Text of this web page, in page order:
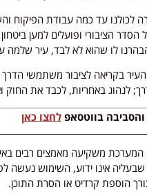
לכולנו עד כמה עבודת הפיקוח
הציבורי ופועלים למען
לו שהוא לא לבד, עיר שלמה
בקריאה לציבור משתמשי הדרך
לנהוג באחריות, לכבד את החוק
בווטסאפלחצו כאן
המערכת משקיעה מאמצים רבים
הוספת קרדיט או הסרת התוכן.